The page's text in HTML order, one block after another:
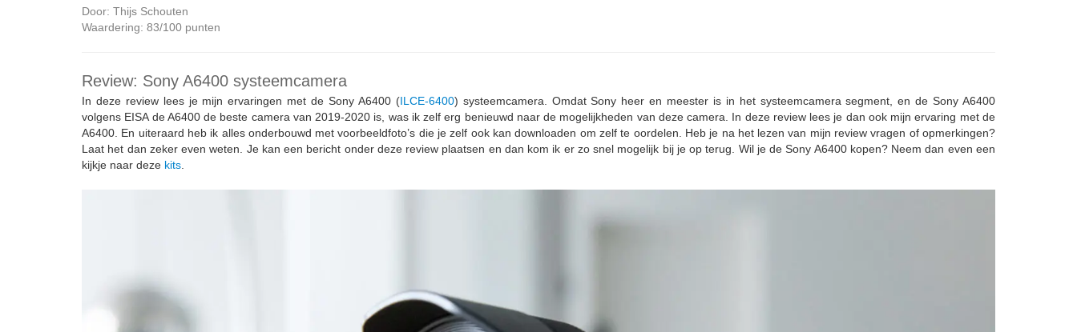
Door: Thijs Schouten
Waardering: 83/100 punten
Review: Sony A6400 systeemcamera
In deze review lees je mijn ervaringen met de Sony A6400 (ILCE-6400) systeemcamera. Omdat Sony heer en meester is in het systeemcamera segment, en de Sony A6400
volgens EISA de A6400 de beste camera van 2019-2020 is, was ik zelf erg benieuwd naar de mogelijkheden van deze camera. In deze review lees je dan ook mijn ervaring met de
A6400. En uiteraard heb ik alles onderbouwd met voorbeeldfoto’s die je zelf ook kan downloaden om zelf te oordelen. Heb je na het lezen van mijn review vragen of opmerkingen?
Laat het dan zeker even weten. Je kan een bericht onder deze review plaatsen en dan kom ik er zo snel mogelijk bij je op terug. Wil je de Sony A6400 kopen? Neem dan even een
kijkje naar deze kits